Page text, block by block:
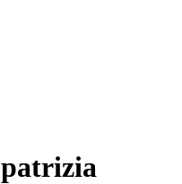
patrizia